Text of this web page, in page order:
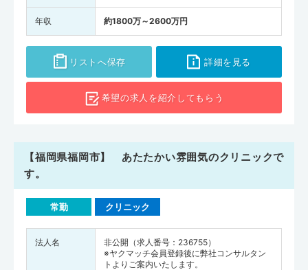
年収 約1800万～2600万円
リストへ保存 詳細を見る
希望の求人を紹介してもらう
【福岡県福岡市】 あたたかい雰囲気のクリニックで
す。
常勤 クリニック
法人名
非公開（求人番号：236755）
※ヤクマッチ会員登録後に弊社コンサルタン
トよりご案内いたします。